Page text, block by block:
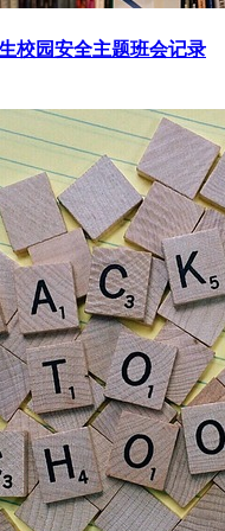
校园安全主题班会记录